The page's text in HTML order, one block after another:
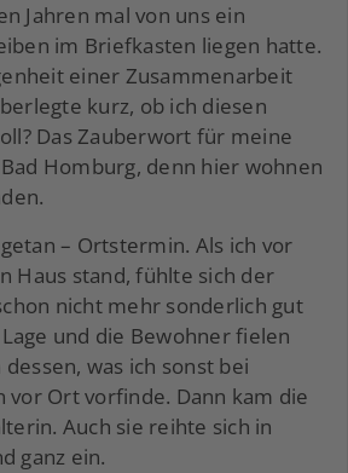
Jahren mal von uns ein
im Briefkasten liegen hatte.
einer Zusammenarbeit
kurz, ob ich diesen
Das Zauberwort für meine
Homburg, denn hier wohnen
– Ortstermin. Als ich vor
Haus stand, fühlte sich der
nicht mehr sonderlich gut
und die Bewohner fielen
was ich sonst bei
vor Ort vorfinde. Dann kam die
Auch sie reihte sich in
ganz ein.